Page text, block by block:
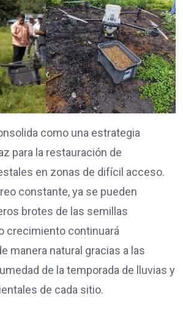
como una estrategia
para la restauración de
en zonas de difícil acceso.
constante, ya se pueden
brotes de las semillas
crecimiento continuará
manera natural gracias a las
de la temporada de lluvias y
de cada sitio.